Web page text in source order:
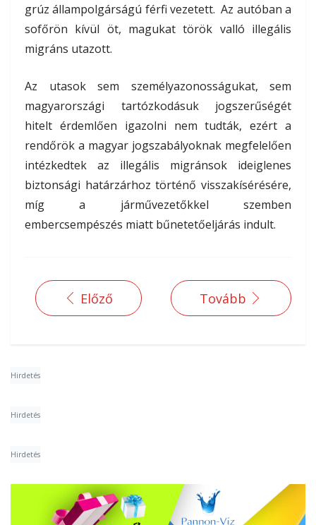
grúz állampolgárságú férfi vezetett. Az autóban a
sofőrön kívül öt, magukat török valló illegális
migráns utazott.
Az utasok sem személyazonosságukat, sem
magyarországi tartózkodásuk jogszerűségét
hitelt érdemlően igazolni nem tudták, ezért a
rendőrök a magyar jogszabályoknak megfelelően
intézkedtek az illegális migránsok ideiglenes
biztonsági határzárhoz történő visszakísérésére,
míg a járművezetőkkel szemben
embercsempészés miatt bűnetetőeljárás indult.
Előző Tovább
Hirdetés
Hirdetés
Hirdetés